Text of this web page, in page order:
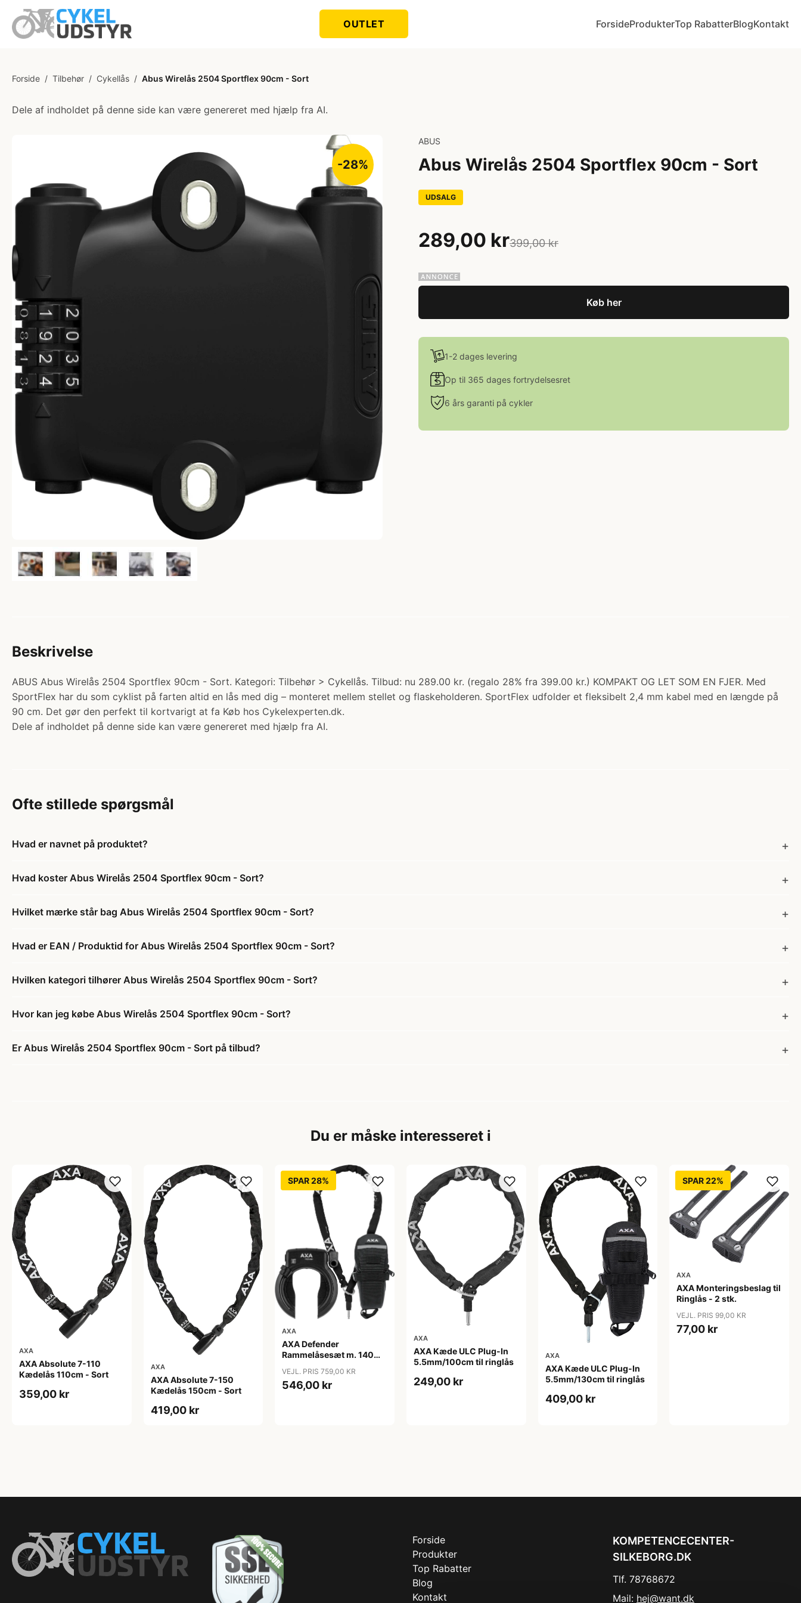
OUTLET ForsideProdukterTop RabatterBlogKontakt
Forside / Tilbehør / Cykellås / Abus Wirelås 2504 Sportflex 90cm - Sort
Dele af indholdet på denne side kan være genereret med hjælp fra AI.
-28%
ABUS
Abus Wirelås 2504 Sportflex 90cm - Sort
UDSALG
289,00 kr399,00 kr
Køb her
1-2 dages levering
Op til 365 dages fortrydelsesret
6 års garanti på cykler
Beskrivelse
ABUS Abus Wirelås 2504 Sportflex 90cm - Sort. Kategori: Tilbehør > Cykellås. Tilbud: nu 289.00 kr. (regalo 28% fra 399.00 kr.) KOMPAKT OG LET SOM EN FJER. Med
SportFlex har du som cyklist på farten altid en lås med dig – monteret mellem stellet og flaskeholderen. SportFlex udfolder et fleksibelt 2,4 mm kabel med en længde på
90 cm. Det gør den perfekt til kortvarigt at fa Køb hos Cykelexperten.dk.
Dele af indholdet på denne side kan være genereret med hjælp fra AI.
Ofte stillede spørgsmål
Hvad er navnet på produktet?
Hvad koster Abus Wirelås 2504 Sportflex 90cm - Sort?
Hvilket mærke står bag Abus Wirelås 2504 Sportflex 90cm - Sort?
Hvad er EAN / Produktid for Abus Wirelås 2504 Sportflex 90cm - Sort?
Hvilken kategori tilhører Abus Wirelås 2504 Sportflex 90cm - Sort?
Hvor kan jeg købe Abus Wirelås 2504 Sportflex 90cm - Sort?
Er Abus Wirelås 2504 Sportflex 90cm - Sort på tilbud?
Du er måske interesseret i
AXA
AXA Absolute 7-110
Kædelås 110cm - Sort
359,00 kr
AXA
AXA Absolute 7-150
Kædelås 150cm - Sort
419,00 kr
SPAR 28%
AXA
AXA Defender
Rammelåsesæt m. 140
VEJL. PRIS 759,00 KR
546,00 kr
AXA
AXA Kæde ULC Plug-In
5.5mm/100cm til ringlås
249,00 kr
AXA
AXA Kæde ULC Plug-In
5.5mm/130cm til ringlås
409,00 kr
SPAR 22%
AXA
AXA Monteringsbeslag til
Ringlås - 2 stk.
VEJL. PRIS 99,00 KR
77,00 kr
Forside
Produkter
Top Rabatter
Blog
Kontakt
KOMPETENCECENTER-
SILKEBORG.DK
Tlf. 78768672
Mail: hej@want.dk